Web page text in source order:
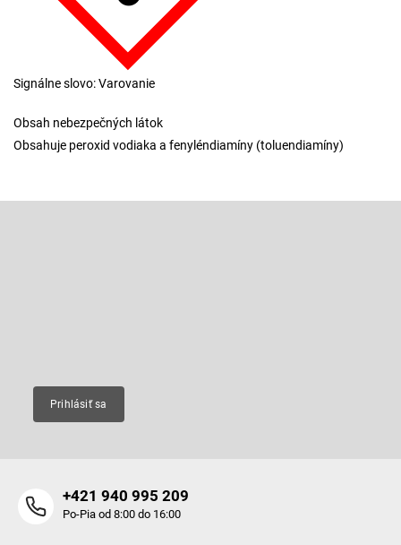
Signálne slovo: Varovanie
Obsah nebezpečných látok
Obsahuje peroxid vodiaka a fenyléndiamíny (toluendiamíny)
Prihlásiť sa
+421 940 995 209
Po-Pia od 8:00 do 16:00